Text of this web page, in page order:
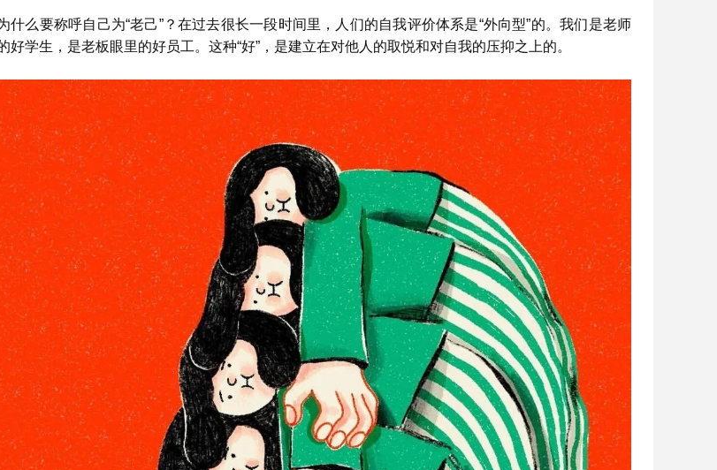
什么要称呼自己为“老己”？在过去很长一段时间里，人们的自我评价体系是“外向型”的。我们是老师
好学生，是老板眼里的好员工。这种“好”，是建立在对他人的取悦和对自我的压抑之上的。